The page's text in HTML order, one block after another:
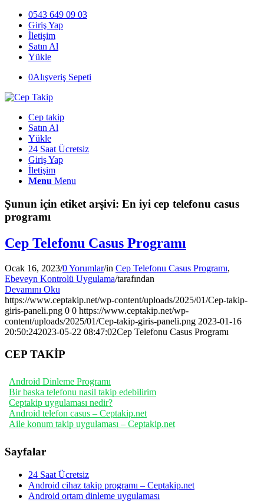
0543 649 09 03
Giriş Yap
İletişim
Satın Al
Yükle
0Alışveriş Sepeti
Cep takip
Satın Al
Yükle
24 Saat Ücretsiz
Giriş Yap
İletişim
Menu Menu
Şunun için etiket arşivi: En iyi cep telefonu casus
programı
Cep Telefonu Casus Programı
Ocak 16, 2023/0 Yorumlar/in Cep Telefonu Casus Programı,
Ebeveyn Kontrolü Uygulama/tarafından
Devamını Oku
https://www.ceptakip.net/wp-content/uploads/2025/01/Cep-takip-
giris-paneli.png 0 0 https://www.ceptakip.net/wp-
content/uploads/2025/01/Cep-takip-giris-paneli.png 2023-01-16
20:50:242023-05-22 08:47:02Cep Telefonu Casus Programı
CEP TAKİP
Android Dinleme Programı
Bir baska telefonu nasil takip edebilirim
Ceptakip uygulaması nedir?
Android telefon casus – Ceptakip.net
Aile konum takip uygulaması – Ceptakip.net
Sayfalar
24 Saat Ücretsiz
Android cihaz takip programı – Ceptakip.net
Android ortam dinleme uygulaması